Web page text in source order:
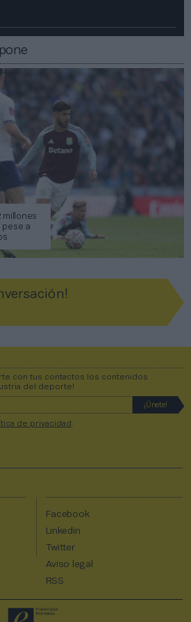
millones
pese a
con tus contactos los contenidos
del deporte!
de privacidad
Facebook
Linkedin
Twitter
Aviso legal
RSS